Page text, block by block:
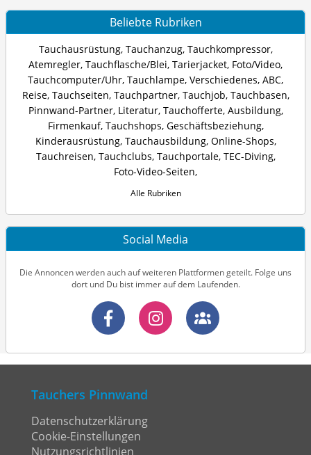
Beliebte Rubriken
Tauchausrüstung, Tauchanzug, Tauchkompressor,
Atemregler, Tauchflasche/Blei, Tarierjacket, Foto/Video,
Tauchcomputer/Uhr, Tauchlampe, Verschiedenes, ABC,
Reise, Tauchseiten, Tauchpartner, Tauchjob, Tauchbasen,
Pinnwand-Partner, Literatur, Tauchofferte, Ausbildung,
Firmenkauf, Tauchshops, Geschäftsbeziehung,
Kinderausrüstung, Tauchausbildung, Online-Shops,
Tauchreisen, Tauchclubs, Tauchportale, TEC-Diving,
Foto-Video-Seiten,
Alle Rubriken
Social Media
Die Annoncen werden auch auf weiteren Plattformen geteilt. Folge uns
dort und Du bist immer auf dem Laufenden.
Tauchers Pinnwand
Datenschutzerklärung
Cookie-Einstellungen
Nutzungsrichtlinien